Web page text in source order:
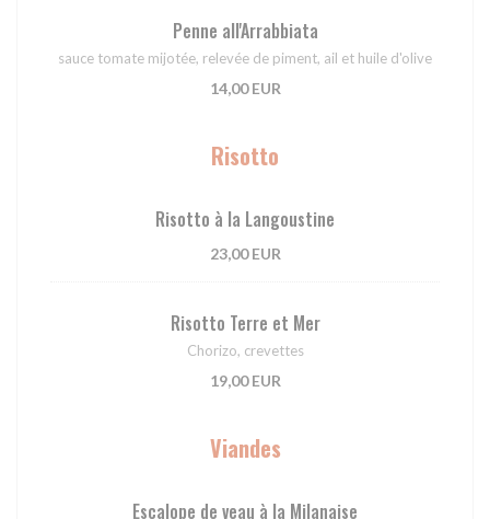
Penne all'Arrabbiata
sauce tomate mijotée, relevée de piment, ail et huile d'olive
14,00 EUR
Risotto
Risotto à la Langoustine
23,00 EUR
Risotto Terre et Mer
Chorizo, crevettes
19,00 EUR
Viandes
Escalope de veau à la Milanaise